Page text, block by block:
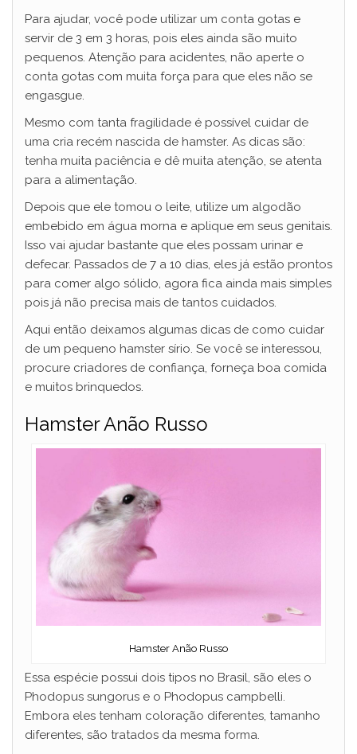
Para ajudar, você pode utilizar um conta gotas e
servir de 3 em 3 horas, pois eles ainda são muito
pequenos. Atenção para acidentes, não aperte o
conta gotas com muita força para que eles não se
engasgue.
Mesmo com tanta fragilidade é possível cuidar de
uma cria recém nascida de hamster. As dicas são:
tenha muita paciência e dê muita atenção, se atenta
para a alimentação.
Depois que ele tomou o leite, utilize um algodão
embebido em água morna e aplique em seus genitais.
Isso vai ajudar bastante que eles possam urinar e
defecar. Passados de 7 a 10 dias, eles já estão prontos
para comer algo sólido, agora fica ainda mais simples
pois já não precisa mais de tantos cuidados.
Aqui então deixamos algumas dicas de como cuidar
de um pequeno hamster sírio. Se você se interessou,
procure criadores de confiança, forneça boa comida
e muitos brinquedos.
Hamster Anão Russo
Hamster Anão Russo
Essa espécie possui dois tipos no Brasil, são eles o
Phodopus sungorus e o Phodopus campbelli.
Embora eles tenham coloração diferentes, tamanho
diferentes, são tratados da mesma forma.